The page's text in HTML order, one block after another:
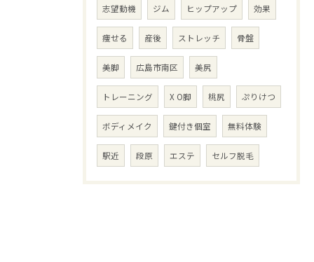
志望動機 ジム ヒップアップ 効果
痩せる 産後 ストレッチ 骨盤
美脚 広島市南区 美尻
トレーニング X O脚 桃尻 ぷりけつ
ボディメイク 鍵付き個室 無料体験
駅近 段原 エステ セルフ脱毛